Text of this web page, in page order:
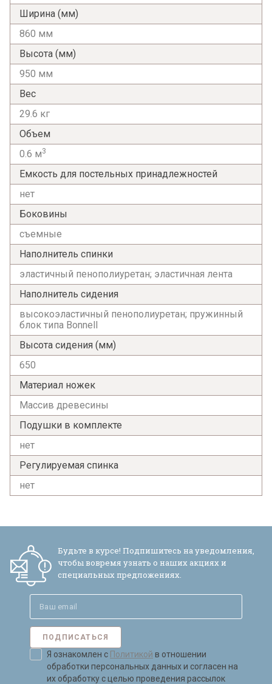
Я ознакомлен сПолитикойв отношении
обработки персональных данных и
согласен на их обработку.
Ширина (мм)
860 мм
Высота (мм)
950 мм
Вес
29.6 кг
Объем
0.6 м3
Емкость для постельных принадлежностей
нет
Боковины
съемные
Наполнитель спинки
эластичный пенополиуретан; эластичная лента
Наполнитель сидения
высокоэластичный пенополиуретан; пружинный
блок типа Bonnell
Высота сидения (мм)
650
Материал ножек
Массив древесины
Подушки в комплекте
нет
Регулируемая спинка
нет
Будьте в курсе! Подпишитесь на уведомления,
чтобы вовремя узнать о наших акциях и
специальных предложениях.
ПОДПИСАТЬСЯ
Я ознакомлен с Политикой в отношении
обработки персональных данных и согласен на
их обработку с целью проведения рассылок